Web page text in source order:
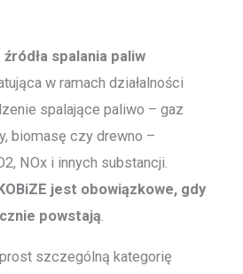
źródła spalania paliw
w ramach działalności
spalające paliwo – gaz
biomasę czy drewno –
NOx i innych substancji.
jest obowiązkowe, gdy
powstają.
szczególną kategorię